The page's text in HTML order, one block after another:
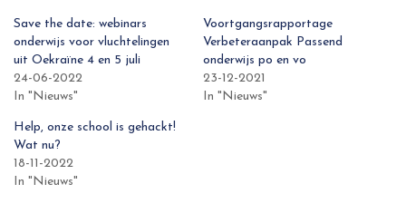
Save the date: webinars
onderwijs voor vluchtelingen
uit Oekraïne 4 en 5 juli
24-06-2022
In "Nieuws"
Voortgangsrapportage
Verbeteraanpak Passend
onderwijs po en vo
23-12-2021
In "Nieuws"
Help, onze school is gehackt!
Wat nu?
18-11-2022
In "Nieuws"